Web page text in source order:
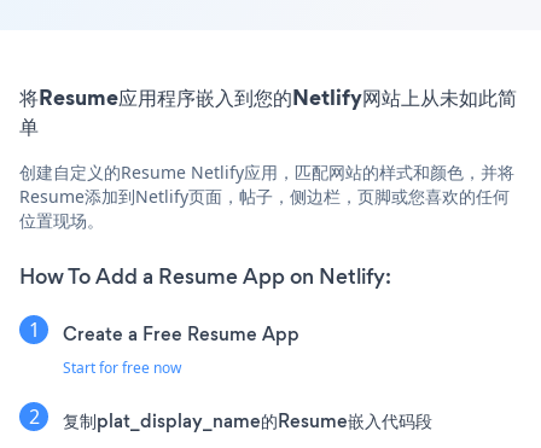
将Resume应用程序嵌入到您的Netlify网站上从未如此简
单
创建自定义的Resume Netlify应用，匹配网站的样式和颜色，并将
Resume添加到Netlify页面，帖子，侧边栏，页脚或您喜欢的任何
位置现场。
How To Add a Resume App on Netlify:
Create a Free Resume App
Start for free now
复制plat_display_name的Resume嵌入代码段